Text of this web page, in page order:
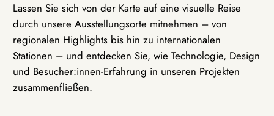
Lassen Sie sich von der Karte auf eine visuelle Reise
durch unsere Ausstellungsorte mitnehmen – von
regionalen Highlights bis hin zu internationalen
Stationen – und entdecken Sie, wie Technologie, Design
und Besucher:innen-Erfahrung in unseren Projekten
zusammenfließen.